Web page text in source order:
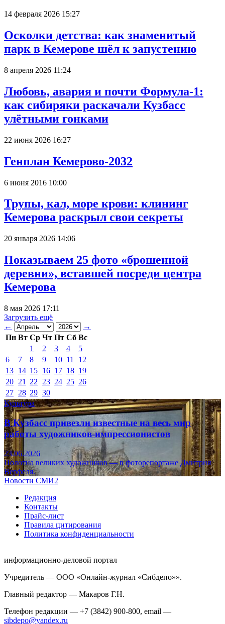
14 февраля 2026 15:27
Осколки детства: как знаменитый
парк в Кемерове шёл к запустению
8 апреля 2026 11:24
Любовь, авария и почти Формула-1:
как сибиряки раскачали Кузбасс
улётными гонками
22 июня 2026 16:27
Генплан Кемерово-2032
6 июня 2016 10:00
Трупы, кал, море крови: клининг
Кемерова раскрыл свои секреты
20 января 2026 14:06
Показываем 25 фото «брошенной
деревни», вставшей посреди центра
Кемерова
8 мая 2026 17:11
Загрузить ещё
←
→
Пн Вт Ср Чт Пт Сб Вс
1
2 3 4
5
6
7 8 9 10 11
12
13 14 15 16 17 18 19
20 21 22 23 24 25 26
27 28 29 30
Культура
В Кузбасс привезли известные на весь мир
работы художников-импрессионистов
23.06.2026
Полотна великих художников — в фоторепортаже Дмитрия
Верфеля.
Новости СМИ2
Редакция
Контакты
Прайс-лист
Правила цитирования
Политика конфиденциальности
информационно-деловой портал
Учредитель — ООО «Онлайн-журнал «Сибдепо»».
Главный редактор — Макаров Г.Н.
Телефон редакции — +7 (3842) 900-800, email —
sibdepo@yandex.ru